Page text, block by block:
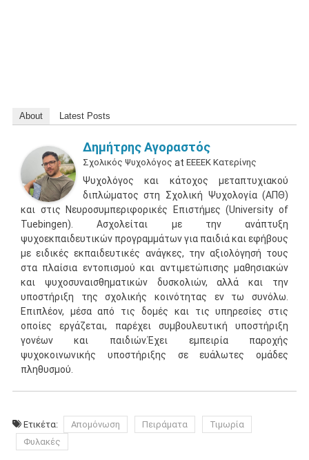
About Latest Posts
Δημήτρης Αγοραστός
Σχολικός Ψυχολόγος at ΕΕΕΕΚ Κατερίνης
Ψυχολόγος και κάτοχος μεταπτυχιακού
διπλώματος στη Σχολική Ψυχολογία (ΑΠΘ)
και στις Νευροσυμπεριφορικές Επιστήμες (University of
Tuebingen). Ασχολείται με την ανάπτυξη
ψυχοεκπαιδευτικών προγραμμάτων για παιδιά και εφήβους
με ειδικές εκπαιδευτικές ανάγκες, την αξιολόγησή τους
στα πλαίσια εντοπισμού και αντιμετώπισης μαθησιακών
και ψυχοσυναισθηματικών δυσκολιών, αλλά και την
υποστήριξη της σχολικής κοινότητας εν τω συνόλω.
Επιπλέον, μέσα από τις δομές και τις υπηρεσίες στις
οποίες εργάζεται, παρέχει συμβουλευτική υποστήριξη
γονέων και παιδιών.Έχει εμπειρία παροχής
ψυχοκοινωνικής υποστήριξης σε ευάλωτες ομάδες
πληθυσμού.
Ετικέτα: Απομόνωση Πειράματα
Τιμωρία
Φυλακές